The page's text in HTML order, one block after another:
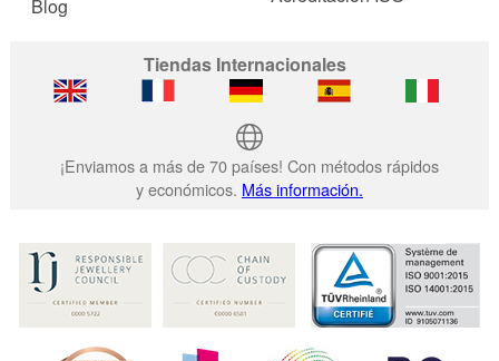
Blog
Tiendas Internacionales
¡Enviamos a más de 70 países! Con métodos rápidos
y económicos. Más información.